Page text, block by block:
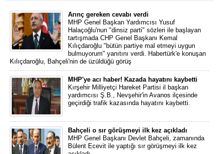
Arınç gereken cevabı verdi
MHP Genel Başkan Yardımcısı Yusuf
Halaçoğlu'nun "dinsiz parti" sözleri ile başlayan
tartışmada CHP Genel Başkanı Kemal
Kılıçdaroğlu "bütün partiye mal etmeyi uygun
bulmuyorum" yanıtını verdi. Habertürk'e konuşan
Kılıçdaroğlu, Bahçeli'nin de üzüldüğü görüş
MHP'ye acı haber! Kazada hayatını kaybetti
Kırşehir Milliyetçi Hareket Partisi il başkan
yardımcısı Ş.B., Nevşehir'in Avanos ilçesinde
geçirdiği trafik kazasında hayatını kaybetti.
Bahçeli o sır görüşmeyi ilk kez açıkladı
MHP Genel Başkanı Devlet Bahçeli, zamanında
Bülent Ecevit ile yaptığı sır görüşmeyi ilk kez